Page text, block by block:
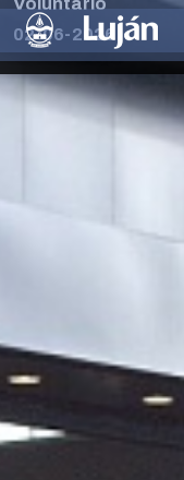
02-06-2026